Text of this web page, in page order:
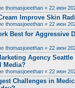
thomasjoeethan « 22 июн
Improve Skin
thomasjoeethan « 22 июн
Best for Aggressive
thomasjoeethan « 22 июн
Agency
Media?
thomasjoeethan « 22 июн
Challenges in